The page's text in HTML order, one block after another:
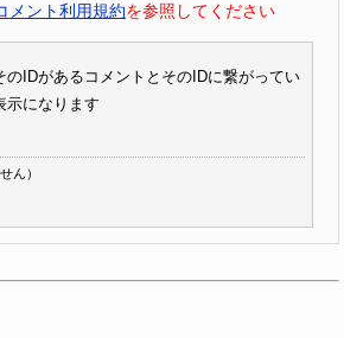
メント利用規約を参照してください
IDがあるコメントとそのIDに繋がってい
示になります
ん）